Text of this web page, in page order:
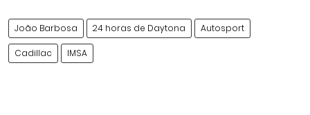
João Barbosa 24 horas de Daytona Autosport
Cadillac IMSA